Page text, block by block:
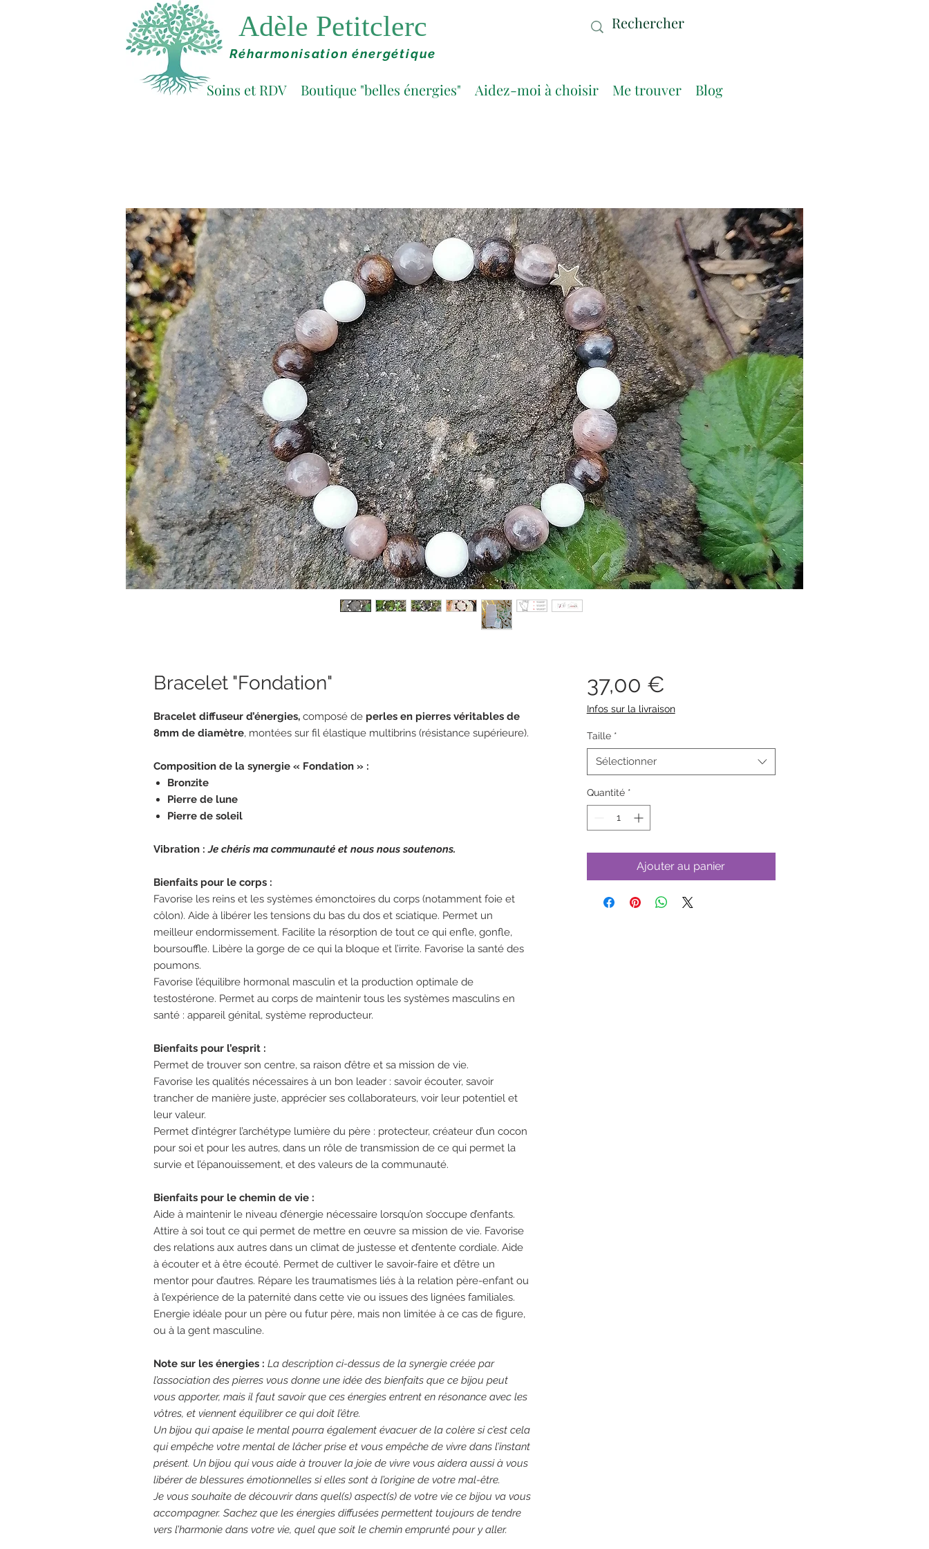
Adèle Petitclerc
Réharmonisation énergétique
Soins et RDV Boutique "belles énergies" Aidez-moi à choisir Me trouver Blog
Bracelet "Fondation"
Bracelet diffuseur d’énergies, composé de perles en pierres véritables de
8mm de diamètre, montées sur fil élastique multibrins (résistance supérieure).
Composition de la synergie « Fondation » :
Bronzite
Pierre de lune
Pierre de soleil
Vibration :Je chéris ma communauté et nous nous soutenons.
Bienfaits pour le corps :
Favorise les reins et les systèmes émonctoires du corps (notamment foie et
côlon). Aide à libérer les tensions du bas du dos et sciatique. Permet un
meilleur endormissement. Facilite la résorption de tout ce qui enfle, gonfle,
boursouffle. Libère la gorge de ce qui la bloque et l’irrite. Favorise la santé des
poumons.
Favorise l’équilibre hormonal masculin et la production optimale de
testostérone. Permet au corps de maintenir tous les systèmes masculins en
santé : appareil génital, système reproducteur.
Bienfaits pour l’esprit :
Permet de trouver son centre, sa raison d’être et sa mission de vie.
Favorise les qualités nécessaires à un bon leader : savoir écouter, savoir
trancher de manière juste, apprécier ses collaborateurs, voir leur potentiel et
leur valeur.
Permet d’intégrer l’archétype lumière du père : protecteur, créateur d’un cocon
pour soi et pour les autres, dans un rôle de transmission de ce qui permet la
survie et l’épanouissement, et des valeurs de la communauté.
Bienfaits pour le chemin de vie :
Aide à maintenir le niveau d’énergie nécessaire lorsqu’on s’occupe d’enfants.
Attire à soi tout ce qui permet de mettre en œuvre sa mission de vie. Favorise
des relations aux autres dans un climat de justesse et d’entente cordiale. Aide
à écouter et à être écouté. Permet de cultiver le savoir-faire et d’être un
mentor pour d’autres. Répare les traumatismes liés à la relation père-enfant ou
à l’expérience de la paternité dans cette vie ou issues des lignées familiales.
Energie idéale pour un père ou futur père, mais non limitée à ce cas de figure,
ou à la gent masculine.
Note sur les énergies : La description ci-dessus de la synergie créée par
l’association des pierres vous donne une idée des bienfaits que ce bijou peut
vous apporter, mais il faut savoir que ces énergies entrent en résonance avec les
vôtres, et viennent équilibrer ce qui doit l’être.
Un bijou qui apaise le mental pourra également évacuer de la colère si c’est cela
qui empêche votre mental de lâcher prise et vous empêche de vivre dans l’instant
présent. Un bijou qui vous aide à trouver la joie de vivre vous aidera aussi à vous
libérer de blessures émotionnelles si elles sont à l’origine de votre mal-être.
Je vous souhaite de découvrir dans quel(s) aspect(s) de votre vie ce bijou va vous
accompagner. Sachez que les énergies diffusées permettent toujours de tendre
vers l’harmonie dans votre vie, quel que soit le chemin emprunté pour y aller.
37,00 €
Infos sur la livraison
Taille *
Sélectionner
Quantité *
Ajouter au panier